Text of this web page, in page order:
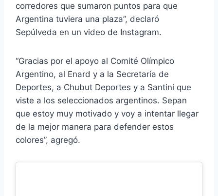
corredores que sumaron puntos para que
Argentina tuviera una plaza”, declaró
Sepúlveda en un video de Instagram.
“Gracias por el apoyo al Comité Olímpico
Argentino, al Enard y a la Secretaría de
Deportes, a Chubut Deportes y a Santini que
viste a los seleccionados argentinos. Sepan
que estoy muy motivado y voy a intentar llegar
de la mejor manera para defender estos
colores”, agregó.